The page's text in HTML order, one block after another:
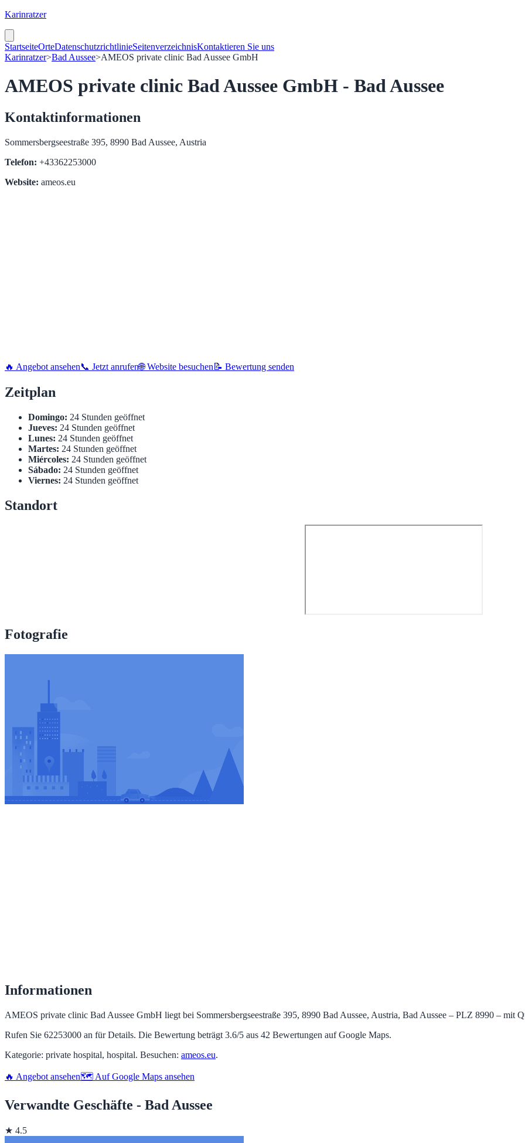
Karinratzer
StartseiteOrteDatenschutzrichtlinieSeitenverzeichnisKontaktieren Sie uns
Karinratzer>Bad Aussee>AMEOS private clinic Bad Aussee GmbH
AMEOS private clinic Bad Aussee GmbH - Bad Aussee
Kontaktinformationen
Sommersbergseestraße 395, 8990 Bad Aussee, Austria
Telefon: +43362253000
Website: ameos.eu
🔥 Angebot ansehen📞 Jetzt anrufen🌐 Website besuchen 📝 Bewertung senden
Zeitplan
Domingo: 24 Stunden geöffnet
Jueves: 24 Stunden geöffnet
Lunes: 24 Stunden geöffnet
Martes: 24 Stunden geöffnet
Miércoles: 24 Stunden geöffnet
Sábado: 24 Stunden geöffnet
Viernes: 24 Stunden geöffnet
Standort
Fotografie
Informationen
AMEOS private clinic Bad Aussee GmbH liegt bei Sommersbergseestraße 395, 8990 Bad Aussee, Austria, Bad Aussee – PLZ 8990 – mit
Rufen Sie 62253000 an für Details. Die Bewertung beträgt 3.6/5 aus 42 Bewertungen auf Google Maps.
Kategorie: private hospital, hospital. Besuchen: ameos.eu.
🔥 Angebot ansehen🗺️ Auf Google Maps ansehen
Verwandte Geschäfte - Bad Aussee
★ 4.5